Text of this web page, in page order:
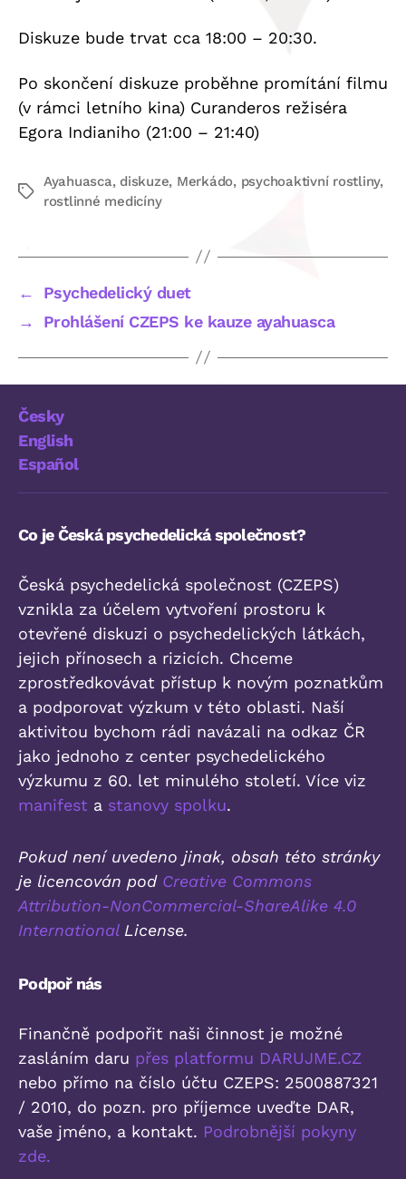
Diskuze bude trvat cca 18:00 – 20:30.
Po skončení diskuze proběhne promítání filmu
(v rámci letního kina) Curanderos režiséra
Egora Indianiho (21:00 – 21:40)
Štítky
Ayahuasca, diskuze, Merkádo, psychoaktivní rostliny,
rostlinné medicíny
←
Psychedelický duet
→
Prohlášení CZEPS ke kauze ayahuasca
Česky
English
Español
Co je Česká psychedelická společnost?
Česká psychedelická společnost (CZEPS)
vznikla za účelem vytvoření prostoru k
otevřené diskuzi o psychedelických látkách,
jejich přínosech a rizicích. Chceme
zprostředkovávat přístup k novým poznatkům
a podporovat výzkum v této oblasti. Naší
aktivitou bychom rádi navázali na odkaz ČR
jako jednoho z center psychedelického
výzkumu z 60. let minulého století. Více viz
manifest a stanovy spolku.
Pokud není uvedeno jinak, obsah této stránky
je licencován pod Creative Commons
Attribution-NonCommercial-ShareAlike 4.0
InternationalLicense.
Podpoř nás
Finančně podpořit naši činnost je možné
zasláním daru přes platformu DARUJME.CZ
nebo přímo na číslo účtu CZEPS: 2500887321
/ 2010, do pozn. pro příjemce uveďte DAR,
vaše jméno, a kontakt. Podrobnější pokyny
zde.